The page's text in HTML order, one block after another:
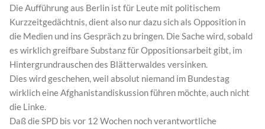
Die Aufführung aus Berlin ist für Leute mit politischem
Kurzzeitgedächtnis, dient also nur dazu sich als Opposition in
die Medien und ins Gespräch zu bringen. Die Sache wird, sobald
es wirklich greifbare Substanz für Oppositionsarbeit gibt, im
Hintergrundrauschen des Blätterwaldes versinken.
Dies wird geschehen, weil absolut niemand im Bundestag
wirklich eine Afghanistandiskussion führen möchte, auch nicht
die Linke.
Daß die SPD bis vor 12 Wochen noch verantwortliche